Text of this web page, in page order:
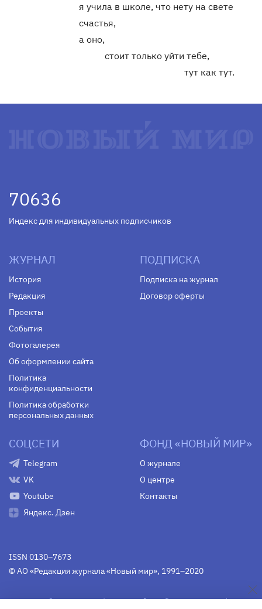
я учила в школе, что нету на свете
счастья,
а оно,
стоит только уйти тебе,
тут как тут.
70636
Индекс для индивидуальных подписчиков
ЖУРНАЛ
История
Редакция
Проекты
События
Фотогалерея
Об оформлении сайта
Политика
конфиденциальности
Политика обработки
персональных данных
ПОДПИСКА
Подписка на журнал
Договор оферты
СОЦСЕТИ
Telegram
VK
Youtube
Яндекс. Дзен
ФОНД «НОВЫЙ МИР»
О журнале
О центре
Контакты
ISSN 0130–7673
© АО «Редакция журнала «Новый мир», 1991–2020
Свидетельство Федеральной службы по надзору в сфере